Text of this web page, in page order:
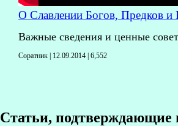
О Славлении Богов, Предков и
Важные сведения и ценные
Соратник | 12.09.2014 | 6,552
Статьи, подтверждающие